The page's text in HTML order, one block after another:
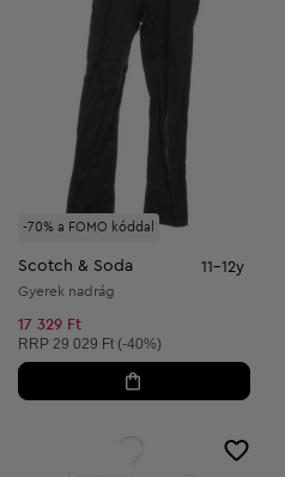
-70% a FOMO kóddal
Scotch & Soda 11-12y
Gyerek nadrág
17 329 Ft
Ajánlott ár:
RRP 29 029 Ft (-40%)